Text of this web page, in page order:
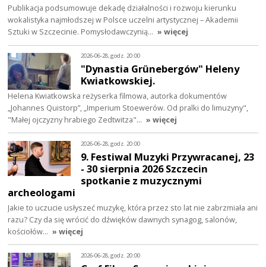
Publikacja podsumowuje dekadę działalności i rozwoju kierunku
wokalistyka najmłodszej w Polsce uczelni artystycznej – Akademii
Sztuki w Szczecinie. Pomysłodawczynią… » więcej
2026-06-28, godz. 20:00
"Dynastia Grünebergów" Heleny
Kwiatkowskiej.
Helena Kwiatkowska reżyserka filmowa, autorka dokumentów
„Johannes Quistorp”, „Imperium Stoewerów. Od pralki do limuzyny",
"Małej ojczyzny hrabiego Zedtwitza"… » więcej
2026-06-28, godz. 20:00
9. Festiwal Muzyki Przywracanej, 23
- 30 sierpnia 2026 Szczecin
spotkanie z muzycznymi
archeologami
Jakie to uczucie usłyszeć muzykę, która przez sto lat nie zabrzmiała ani
razu? Czy da się wrócić do dźwięków dawnych synagog, salonów,
kościołów… » więcej
2026-06-28, godz. 20:00